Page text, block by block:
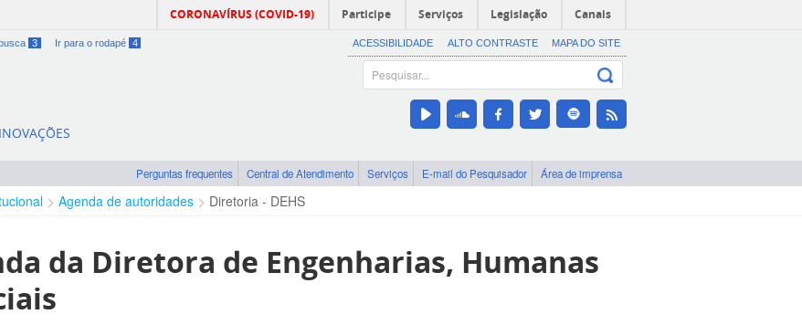
CORONAVÍRUS (COVID-19) Participe Serviços Legislação Canais
3 Ir para o rodapé 4 ACESSIBILIDADE ALTO CONTRASTE MAPA DO SITE
Perguntas frequentes Central de Atendimento Serviços E-mail do Pesquisador Área de imprensa
Agenda de autoridades Diretoria - DEHS
da Diretora de Engenharias, Humanas